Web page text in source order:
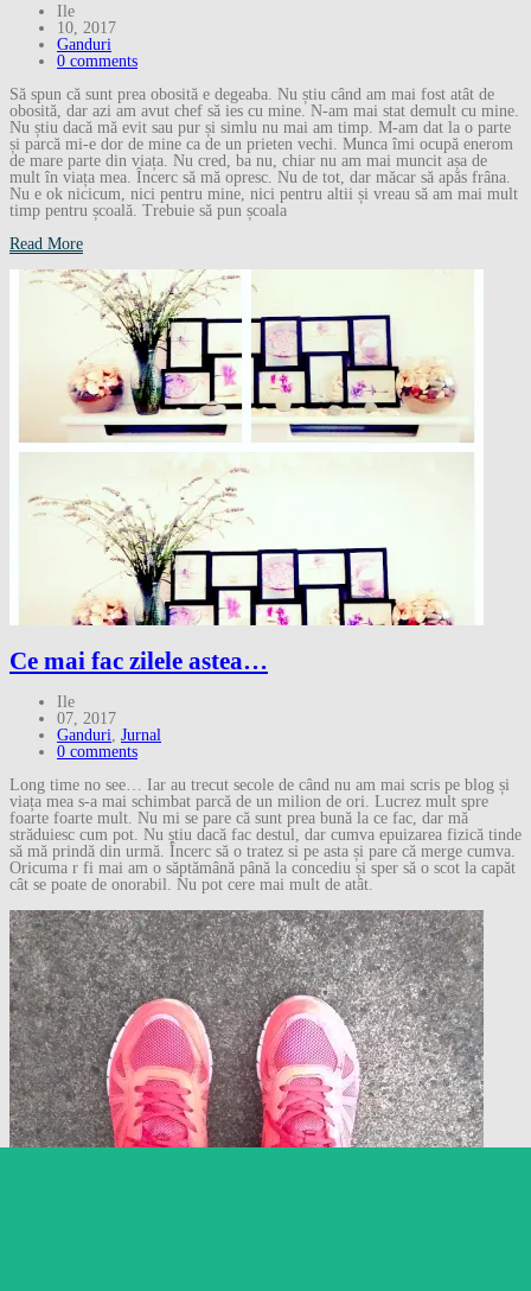
Ile
10, 2017
Ganduri
0 comments
Să spun că sunt prea obosită e degeaba. Nu știu când am mai fost atât de
obosită, dar azi am avut chef să ies cu mine. N-am mai stat demult cu mine.
Nu știu dacă mă evit sau pur și simlu nu mai am timp. M-am dat la o parte
și parcă mi-e dor de mine ca de un prieten vechi. Munca îmi ocupă enerom
de mare parte din viața. Nu cred, ba nu, chiar nu am mai muncit așa de
mult în viața mea. Încerc să mă opresc. Nu de tot, dar măcar să apăs frâna.
Nu e ok nicicum, nici pentru mine, nici pentru altii și vreau să am mai mult
timp pentru școală. Trebuie să pun școala
Read More
Ce mai fac zilele astea…
Ile
07, 2017
Ganduri, Jurnal
0 comments
Long time no see… Iar au trecut secole de când nu am mai scris pe blog și
viața mea s-a mai schimbat parcă de un milion de ori. Lucrez mult spre
foarte foarte mult. Nu mi se pare că sunt prea bună la ce fac, dar mă
străduiesc cum pot. Nu știu dacă fac destul, dar cumva epuizarea fizică tinde
să mă prindă din urmă. Încerc să o tratez si pe asta și pare că merge cumva.
Oricuma r fi mai am o săptămână până la concediu și sper să o scot la capăt
cât se poate de onorabil. Nu pot cere mai mult de atât.